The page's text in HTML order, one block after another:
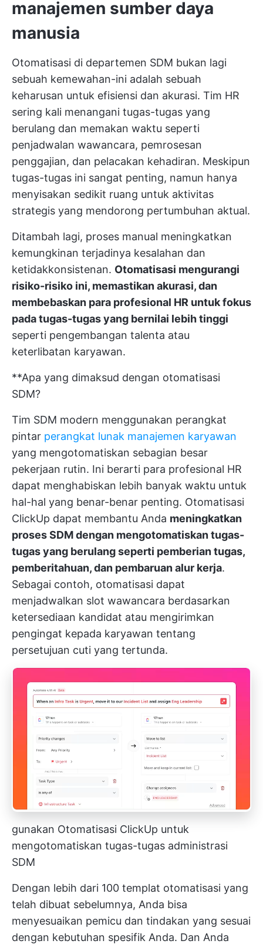
manajemen sumber daya
manusia
Otomatisasi di departemen SDM bukan lagi
sebuah kemewahan-ini adalah sebuah
keharusan untuk efisiensi dan akurasi. Tim HR
sering kali menangani tugas-tugas yang
berulang dan memakan waktu seperti
penjadwalan wawancara, pemrosesan
penggajian, dan pelacakan kehadiran. Meskipun
tugas-tugas ini sangat penting, namun hanya
menyisakan sedikit ruang untuk aktivitas
strategis yang mendorong pertumbuhan aktual.
Ditambah lagi, proses manual meningkatkan
kemungkinan terjadinya kesalahan dan
ketidakkonsistenan. Otomatisasi mengurangi
risiko-risiko ini, memastikan akurasi, dan
membebaskan para profesional HR untuk fokus
pada tugas-tugas yang bernilai lebih tinggi
seperti pengembangan talenta atau
keterlibatan karyawan.
**Apa yang dimaksud dengan otomatisasi
SDM?
Tim SDM modern menggunakan perangkat
pintar perangkat lunak manajemen karyawan
yang mengotomatiskan sebagian besar
pekerjaan rutin. Ini berarti para profesional HR
dapat menghabiskan lebih banyak waktu untuk
hal-hal yang benar-benar penting. Otomatisasi
ClickUp dapat membantu Anda meningkatkan
proses SDM dengan mengotomatiskan tugas-
tugas yang berulang seperti pemberian tugas,
pemberitahuan, dan pembaruan alur kerja.
Sebagai contoh, otomatisasi dapat
menjadwalkan slot wawancara berdasarkan
ketersediaan kandidat atau mengirimkan
pengingat kepada karyawan tentang
persetujuan cuti yang tertunda.
gunakan Otomatisasi ClickUp untuk
mengotomatiskan tugas-tugas administrasi
SDM
Dengan lebih dari 100 templat otomatisasi yang
telah dibuat sebelumnya, Anda bisa
menyesuaikan pemicu dan tindakan yang sesuai
dengan kebutuhan spesifik Anda. Dan Anda